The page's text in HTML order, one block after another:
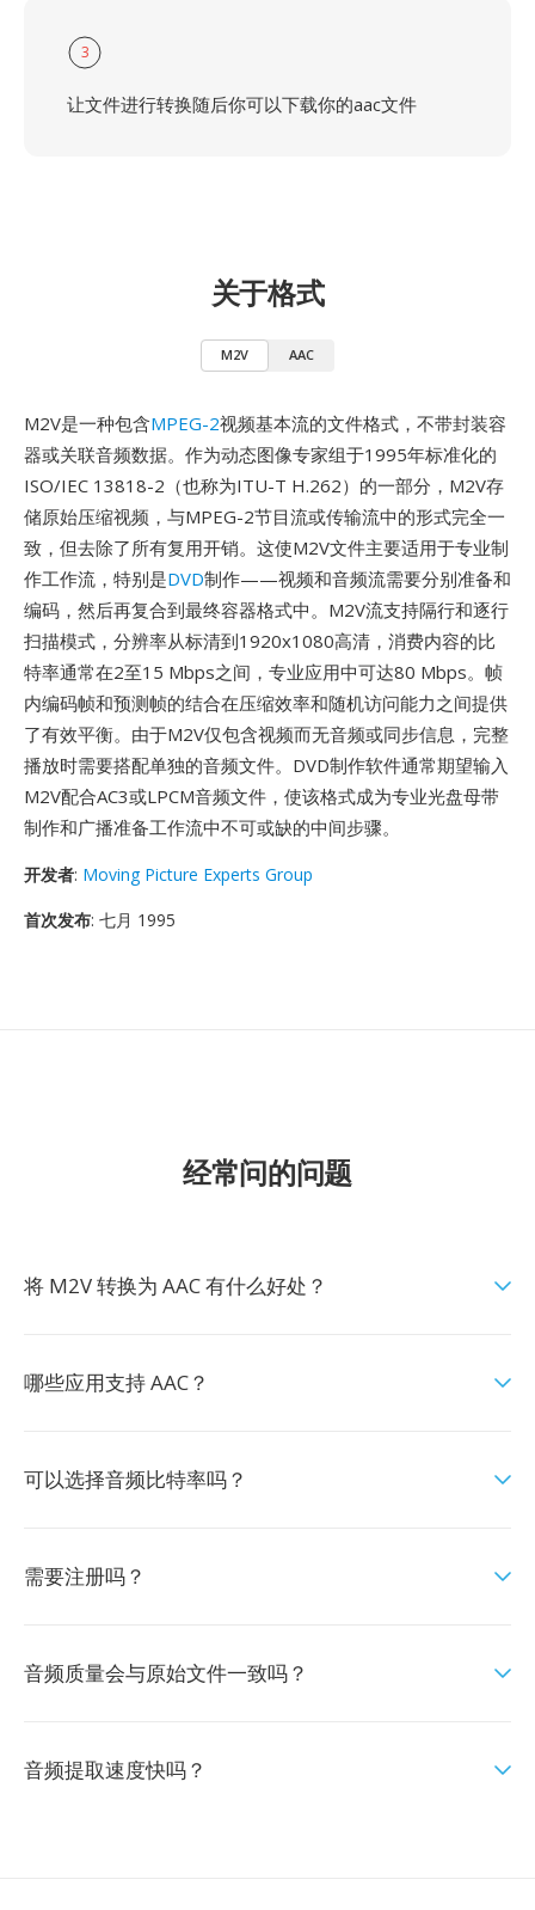
3
让文件进行转换随后你可以下载你的aac文件
关于格式
M2V AAC
M2V是一种包含MPEG-2视频基本流的文件格式，不带封装容
器或关联音频数据。作为动态图像专家组于1995年标准化的
ISO/IEC 13818-2（也称为ITU-T H.262）的一部分，M2V存
储原始压缩视频，与MPEG-2节目流或传输流中的形式完全一
致，但去除了所有复用开销。这使M2V文件主要适用于专业制
作工作流，特别是DVD制作——视频和音频流需要分别准备和
编码，然后再复合到最终容器格式中。M2V流支持隔行和逐行
扫描模式，分辨率从标清到1920x1080高清，消费内容的比
特率通常在2至15 Mbps之间，专业应用中可达80 Mbps。帧
内编码帧和预测帧的结合在压缩效率和随机访问能力之间提供
了有效平衡。由于M2V仅包含视频而无音频或同步信息，完整
播放时需要搭配单独的音频文件。DVD制作软件通常期望输入
M2V配合AC3或LPCM音频文件，使该格式成为专业光盘母带
制作和广播准备工作流中不可或缺的中间步骤。
开发者: Moving Picture Experts Group
首次发布: 七月 1995
经常问的问题
将 M2V 转换为 AAC 有什么好处？
哪些应用支持 AAC？
可以选择音频比特率吗？
需要注册吗？
音频质量会与原始文件一致吗？
音频提取速度快吗？